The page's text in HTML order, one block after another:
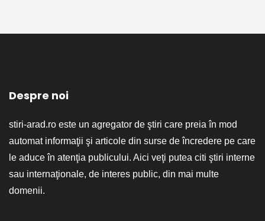
Despre noi
stiri-arad.ro este un agregator de ştiri care preia în mod
automat informaţii şi articole din surse de încredere pe care
le aduce în atenţia publicului. Aici veţi putea citi ştiri interne
sau internaţionale, de interes public, din mai multe
domenii.